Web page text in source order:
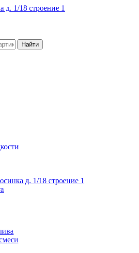
д. 1/18 строение 1
Найти
д. 1/18 строение 1